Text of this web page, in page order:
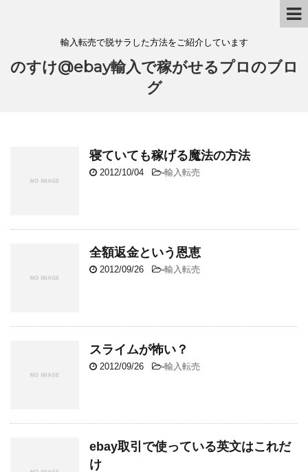
輸入転売で脱サラした方法をご紹介しています
のすけ@ebay輸入で稼がせるプロのブロ
グ
寝ていても稼げる魔法の方法
2012/10/04 -輸入転売
全額返金という恩恵
2012/09/26 -輸入転売
スライムが怖い？
2012/09/26 -輸入転売
ebay取引で使っている英文はこれだ
け